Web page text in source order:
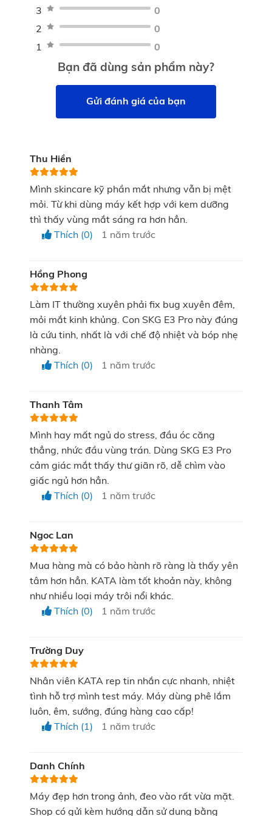
dạng 2 + Chườm nóng + Âm thanh “Núi non mùa
xuân”.
Chế độ ngủ (Sleep Mode): Massage túi khí dạng 3
+Chườm nóng.
Dễ dàng mang theo với thiết kế gập 180
độ gọn nhẹ
Thiết kế khung gập 180 độ của máy massage mắt
SKG E3 Pro mang tính đột phá, giúp người dùng có
thể bảo quản và mang theo sử dụng mọi lúc mọi nơi.
trong thời gian dài.
Khung máy gập 180 độ đột phá
Cảm giác thoải mái với rãnh mắt 3D thông
minh
trên trải nghiệm thực tế mang đến cảm giác thoải mái
tối đa khi sử dụng.
Cấu tạo rãnh mắt 3D, vật liệu dễ vệ sinh
Rãnh mắt 3D thông minh giúp lưu tạo các kênh dẫn
Đóng gói
3
0
2
0
1
0
Bạn đã dùng sản phẩm này?
Gửi đánh giá của bạn
Thu Hiền
Mình skincare kỹ phần mắt nhưng vẫn bị mệt
mỏi. Từ khi dùng máy kết hợp với kem dưỡng
thì thấy vùng mắt sáng ra hơn hẳn.
Thích (0)
1 năm trước
Hồng Phong
Làm IT thường xuyên phải fix bug xuyên đêm,
mỏi mắt kinh khủng. Con SKG E3 Pro này đúng
là cứu tinh, nhất là với chế độ nhiệt và bóp nhẹ
nhàng.
Thích (0)
1 năm trước
Thanh Tâm
Mình hay mất ngủ do stress, đầu óc căng
thẳng, nhức đầu vùng trán. Dùng SKG E3 Pro
cảm giác mắt thấy thư giãn rõ, dễ chìm vào
giấc ngủ hơn hẳn.
Thích (0)
1 năm trước
Ngoc Lan
Mua hàng mà có bảo hành rõ ràng là thấy yên
tâm hơn hẳn. KATA làm tốt khoản này, không
như nhiều loại máy trôi nổi khác.
Thích (0)
1 năm trước
Trường Duy
Nhân viên KATA rep tin nhắn cực nhanh, nhiệt
tình hỗ trợ mình test máy. Máy dùng phê lắm
luôn, êm, sướng, đúng hàng cao cấp!
Thích (1)
1 năm trước
Danh Chính
Máy đẹp hơn trong ảnh, đeo vào rất vừa mặt.
Shop có gửi kèm hướng dẫn sử dụng bằng